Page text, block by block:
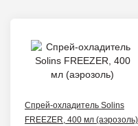
Спрей-охладитель Solins
FREEZER, 400 мл (аэрозоль)